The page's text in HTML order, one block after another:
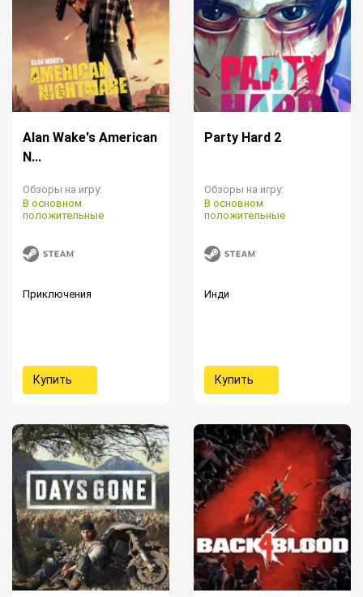
Alan Wake's American
N...
Обзоры на игру:
В основном
положительные
Приключения
Купить
Party Hard 2
Обзоры на игру:
В основном
положительные
Инди
Купить